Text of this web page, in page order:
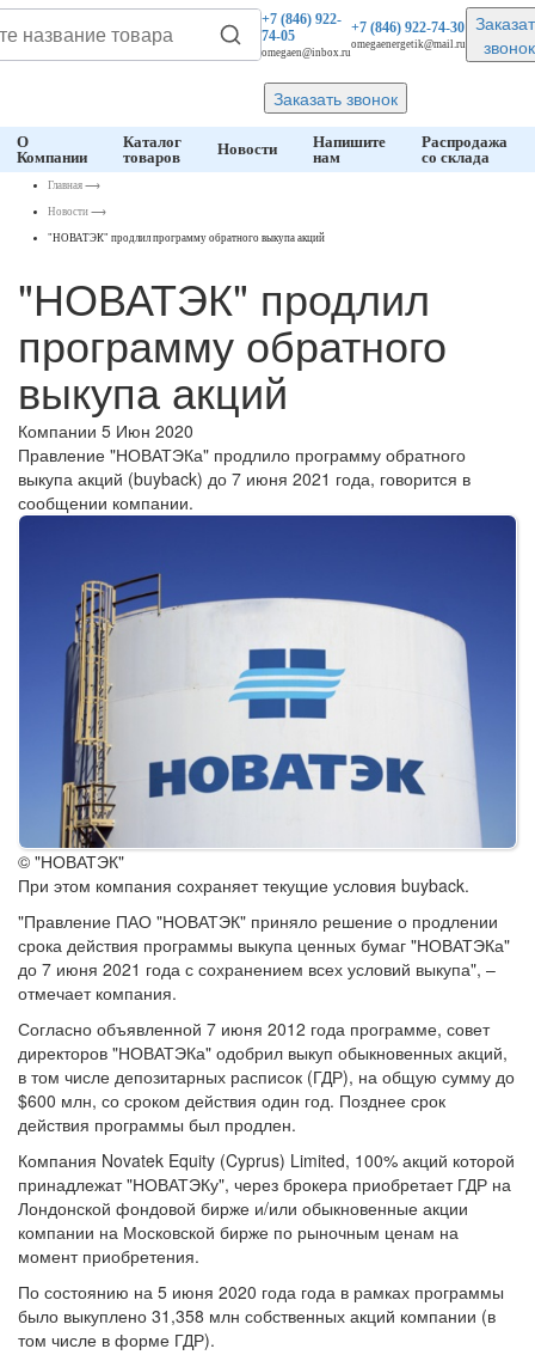
+7 (846)922-
74-05
omegaen@inbox.ru
+7 (846)922-74-30
omegaenergetik@mail.ru
звонок
Заказать звонок
О
Компании
Каталог
товаров
Новости
Напишите
нам
Распродажа
со склада
Главная ⟶
Новости ⟶
"НОВАТЭК" продлил программу обратного выкупа акций
"НОВАТЭК" продлил
программу обратного
выкупа акций
Компании 5 Июн 2020
Правление "НОВАТЭКа" продлило программу обратного
выкупа акций (buyback) до 7 июня 2021 года, говорится в
сообщении компании.
© "НОВАТЭК"
При этом компания сохраняет текущие условия buyback.
"Правление ПАО "НОВАТЭК" приняло решение о продлении
срока действия программы выкупа ценных бумаг "НОВАТЭКа"
до 7 июня 2021 года с сохранением всех условий выкупа", –
отмечает компания.
Согласно объявленной 7 июня 2012 года программе, совет
директоров "НОВАТЭКа" одобрил выкуп обыкновенных акций,
в том числе депозитарных расписок (ГДР), на общую сумму до
$600 млн, со сроком действия один год. Позднее срок
действия программы был продлен.
Компания Novatek Equity (Cyprus) Limited, 100% акций которой
принадлежат "НОВАТЭКу", через брокера приобретает ГДР на
Лондонской фондовой бирже и/или обыкновенные акции
компании на Московской бирже по рыночным ценам на
момент приобретения.
По состоянию на 5 июня 2020 года года в рамках программы
было выкуплено 31,358 млн собственных акций компании (в
том числе в форме ГДР).